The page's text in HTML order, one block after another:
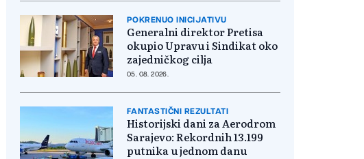
POKRENUO INICIJATIVU
Generalni direktor Pretisa
okupio Upravu i Sindikat oko
zajedničkog cilja
05. 08. 2026.
FANTASTIČNI REZULTATI
Historijski dani za Aerodrom
Sarajevo: Rekordnih 13.199
putnika u jednom danu